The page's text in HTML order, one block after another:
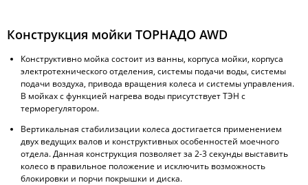
Конструкция мойки ТОРНАДО AWD
Конструктивно мойка состоит из ванны, корпуса мойки, корпуса
электротехнического отделения, системы подачи воды, системы
подачи воздуха, привода вращения колеса и системы управления.
В мойках с функцией нагрева воды присутствует ТЭН с
терморегулятором.
Вертикальная стабилизации колеса достигается применением
двух ведущих валов и конструктивных особенностей моечного
отдела. Данная конструкция позволяет за 2-3 секунды выставить
колесо в правильное положение и исключить возможность
блокировки и порчи покрышки и диска.